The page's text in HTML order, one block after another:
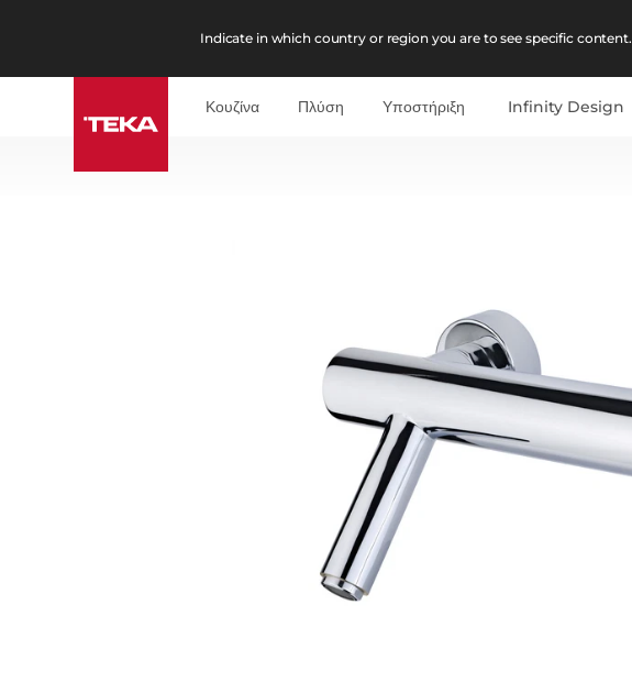
Indicate in which country or region you are to see specific content.
Κουζίνα Πλύση Υποστήριξη Infinity Design